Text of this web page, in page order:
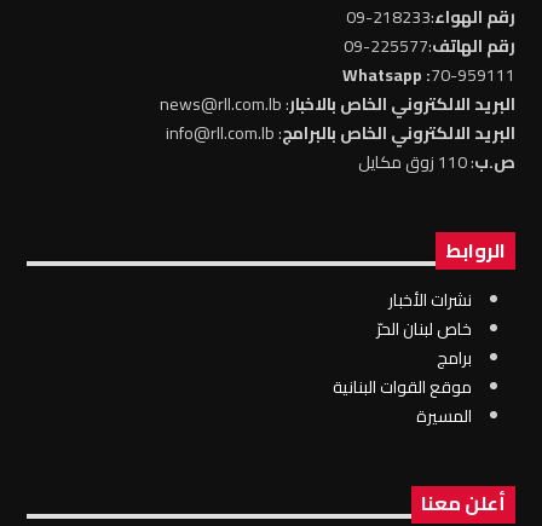
رقم الهواء:218233-09
رقم الهاتف:225577-09
70-959111
: Whatsapp
البريد الالكتروني الخاص بالاخبار: news@rll.com.lb
البريد الالكتروني الخاص بالبرامج: info@rll.com.lb
ص.ب: 110 زوق مكايل
الروابط
نشرات الأخبار
خاص لبنان الحرّ
برامج
موقع القوات البنانية
المسيرة
أعلن معنا